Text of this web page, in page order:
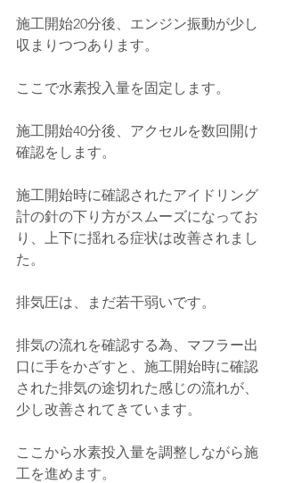
施工開始20分後、エンジン振動が少し
収まりつつあります。
ここで水素投入量を固定します。
施工開始40分後、アクセルを数回開け
確認をします。
施工開始時に確認されたアイドリング
計の針の下り方がスムーズになってお
り、上下に揺れる症状は改善されまし
た。
排気圧は、まだ若干弱いです。
排気の流れを確認する為、マフラー出
口に手をかざすと、施工開始時に確認
された排気の途切れた感じの流れが、
少し改善されてきています。
ここから水素投入量を調整しながら施
工を進めます。